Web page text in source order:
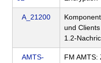
A_21200
und
1.2-
AMTS-
FM AMTS: